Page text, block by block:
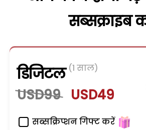
सब्सक्राइब
डिजिटल (1 साल)
USD99 USD49
सब्सक्रिप्शन गिफ्ट करें